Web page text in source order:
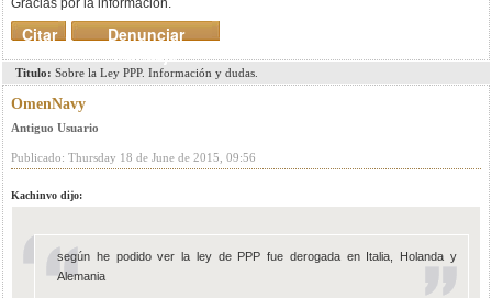
Gracias por la información.
Denunciar
mensaje
Citar
Titulo: Sobre la Ley PPP. Información y dudas.
OmenNavy
Antiguo Usuario
Publicado: Thursday 18 de June de 2015, 09:56
Kachinvo dijo:
según he podido ver la ley de PPP fue derogada en Italia, Holanda y
Alemania